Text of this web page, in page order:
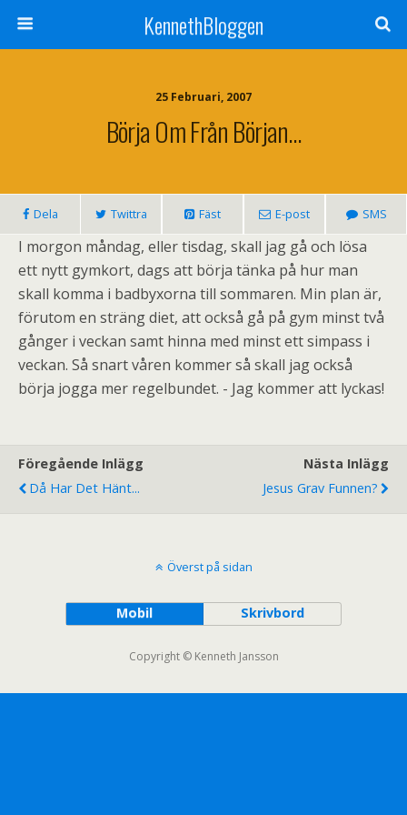
KennethBloggen
25 Februari, 2007
Börja Om Från Början…
Dela Twittra Fäst E-post SMS
I morgon måndag, eller tisdag, skall jag gå och lösa
ett nytt gymkort, dags att börja tänka på hur man
skall komma i badbyxorna till sommaren. Min plan är,
förutom en sträng diet, att också gå på gym minst två
gånger i veckan samt hinna med minst ett simpass i
veckan. Så snart våren kommer så skall jag också
börja jogga mer regelbundet. - Jag kommer att lyckas!
Föregående Inlägg
Då Har Det Hänt...
Nästa Inlägg
Jesus Grav Funnen?
Överst på sidan
Mobil Skrivbord
Copyright © Kenneth Jansson